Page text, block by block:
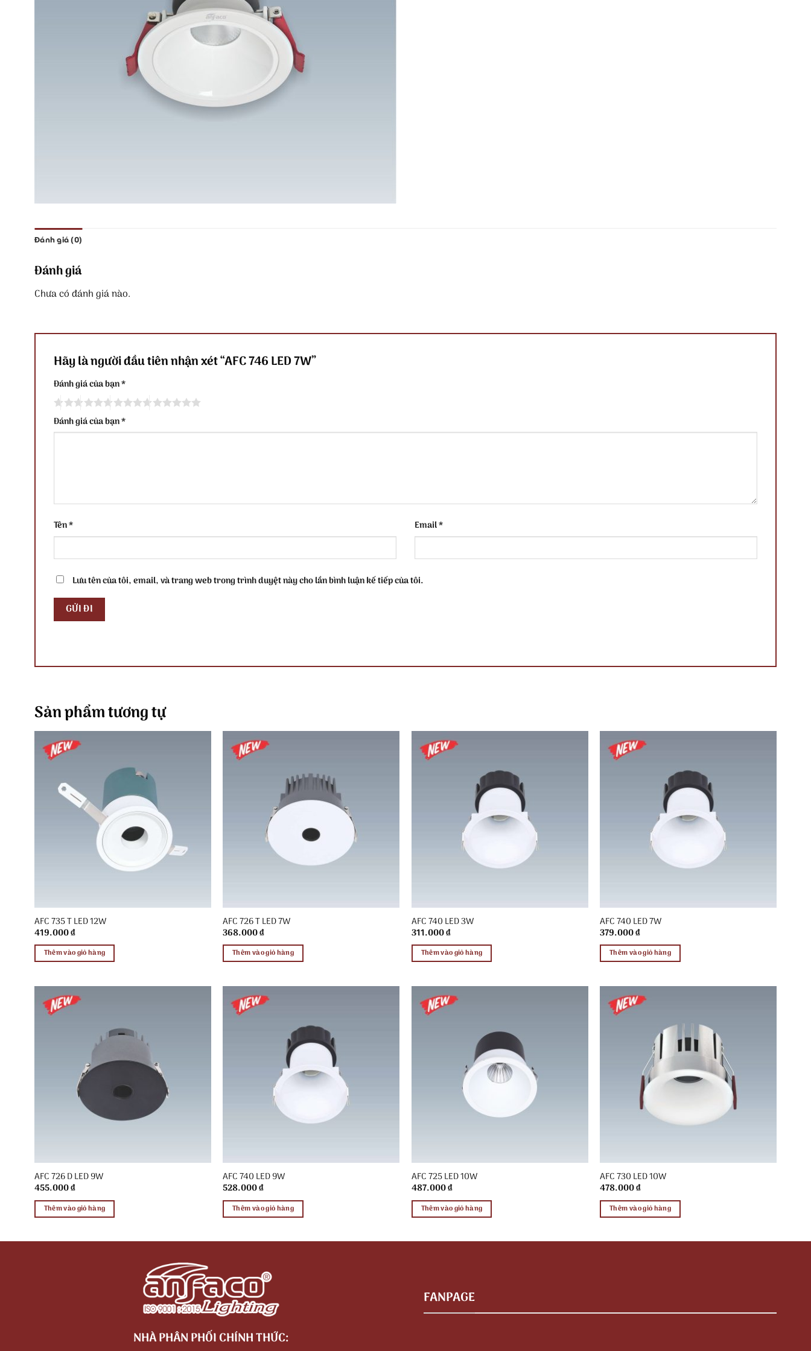
Đánh giá (0)
Đánh giá
Chưa có đánh giá nào.
Hãy là người đầu tiên nhận xét “AFC 746 LED 7W”
Đánh giá của bạn*
Đánh giá của bạn*
Tên* Email*
Lưu tên của tôi, email, và trang web trong trình duyệt này cho lần bình luận kế tiếp của tôi.
Sản phẩm tương tự
AFC 735 T LED 12W
419.000₫
Thêm vào giỏ hàng
AFC 726 T LED 7W
368.000₫
Thêm vào giỏ hàng
AFC 740 LED 3W
311.000₫
Thêm vào giỏ hàng
AFC 740 LED 7W
379.000₫
Thêm vào giỏ hàng
AFC 726 D LED 9W
455.000₫
Thêm vào giỏ hàng
AFC 740 LED 9W
528.000₫
Thêm vào giỏ hàng
AFC 725 LED 10W
487.000₫
Thêm vào giỏ hàng
AFC 730 LED 10W
478.000₫
Thêm vào giỏ hàng
NHÀ PHÂN PHỐI CHÍNH THỨC:
FANPAGE